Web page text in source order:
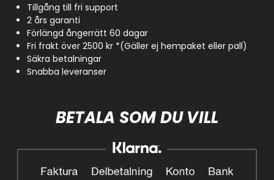
Tillgång till fri support
2 års garanti
Förlängd ångerrätt 60 dagar
Fri frakt över 2500 kr *(Gäller ej hempaket eller pall)
Säkra betalningar
Snabba leveranser
BETALA SOM DU VILL